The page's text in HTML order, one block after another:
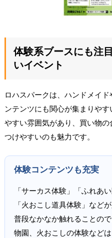
体験系ブースにも注
いイベント
ロハスパークは、ハンドメイ
ンテンツにも関心が集まりや
やすい雰囲気があり、買い物
つけやすいのも魅力です。
体験コンテンツも充実
「サーカス体験」「ふれあ
「火おこし道具体験」など
普段なかなか触れることの
物園、火おこしの体験など